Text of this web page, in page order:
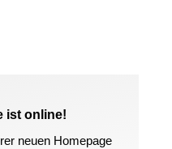
ist online!
neuen Homepage